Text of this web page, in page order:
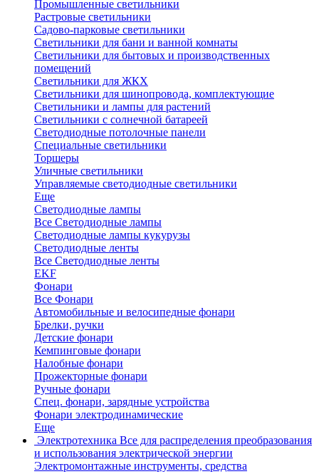
Промышленные светильники
Растровые светильники
Садово-парковые светильники
Светильники для бани и ванной комнаты
Светильники для бытовых и производственных
помещений
Светильники для ЖКХ
Светильники для шинопровода, комплектующие
Светильники и лампы для растений
Светильники с солнечной батареей
Светодиодные потолочные панели
Специальные светильники
Торшеры
Уличные светильники
Управляемые светодиодные светильники
Еще
Светодиодные лампы
Все Светодиодные лампы
Светодиодные лампы кукурузы
Светодиодные ленты
Все Светодиодные ленты
EKF
Фонари
Все Фонари
Автомобильные и велосипедные фонари
Брелки, ручки
Детские фонари
Кемпинговые фонари
Налобные фонари
Прожекторные фонари
Ручные фонари
Спец. фонари, зарядные устройства
Фонари электродинамические
Еще
Электротехника Все для распределения преобразования
и использования электрической энергии
Электромонтажные инструменты, средства